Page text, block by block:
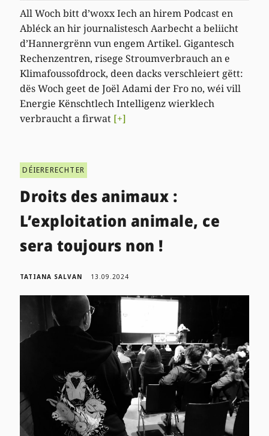
All Woch bitt d’woxx Iech an hirem Podcast en
Abléck an hir journalistesch Aarbecht a beliicht
d’Hannergrënn vun engem Artikel. Gigantesch
Rechenzentren, risege Stroumverbrauch an e
Klimafoussofdrock, deen dacks verschleiert gëtt:
dës Woch geet de Joël Adami der Fro no, wéi vill
Energie Kënschtlech Intelligenz wierklech
verbraucht a firwat [+]
DÉIERERECHTER
Droits des animaux :
L’exploitation animale, ce
sera toujours non !
TATIANA SALVAN 13.09.2024